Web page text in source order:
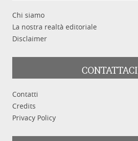
Chi siamo
La nostra realtà editoriale
Disclaimer
CONTATTACI
Contatti
Credits
Privacy Policy